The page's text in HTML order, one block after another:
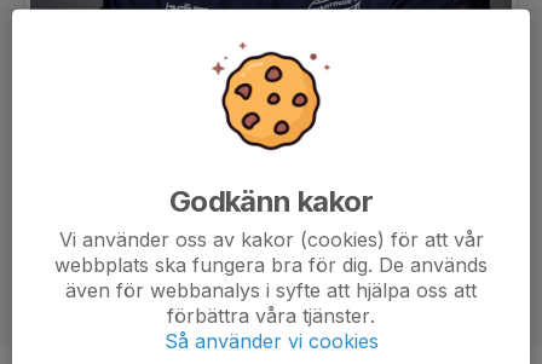
Godkänn kakor
Vi använder oss av kakor (cookies) för att vår
webbplats ska fungera bra för dig. De används
även för webbanalys i syfte att hjälpa oss att
förbättra våra tjänster.
Så använder vi cookies